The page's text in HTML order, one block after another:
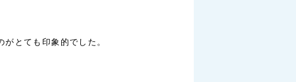
とても印象的でした。